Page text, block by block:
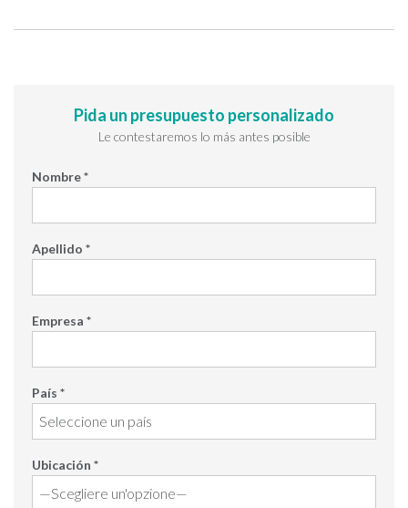
Pida un presupuesto personalizado
Le contestaremos lo más antes posible
Nombre *
Apellido *
Empresa *
País *
Ubicación *